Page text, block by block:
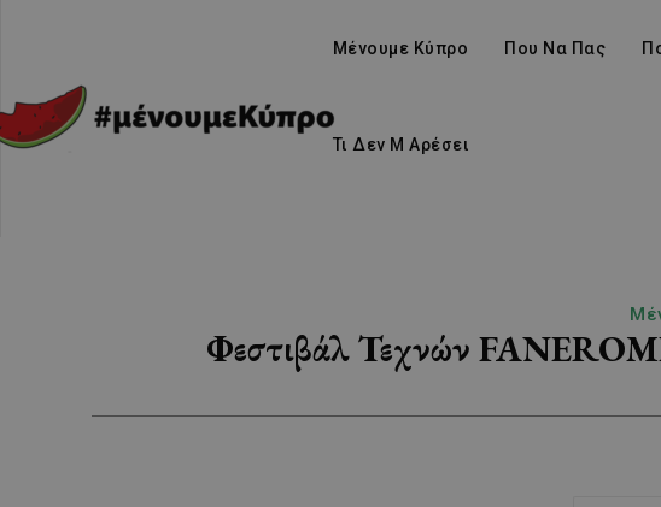
Μένουμε Κύπρο Που Να Πας
Τι Δεν Μ Αρέσει
Φεστιβάλ Τεχνών